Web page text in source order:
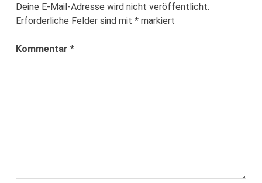
Deine E-Mail-Adresse wird nicht veröffentlicht.
Erforderliche Felder sind mit* markiert
Kommentar*